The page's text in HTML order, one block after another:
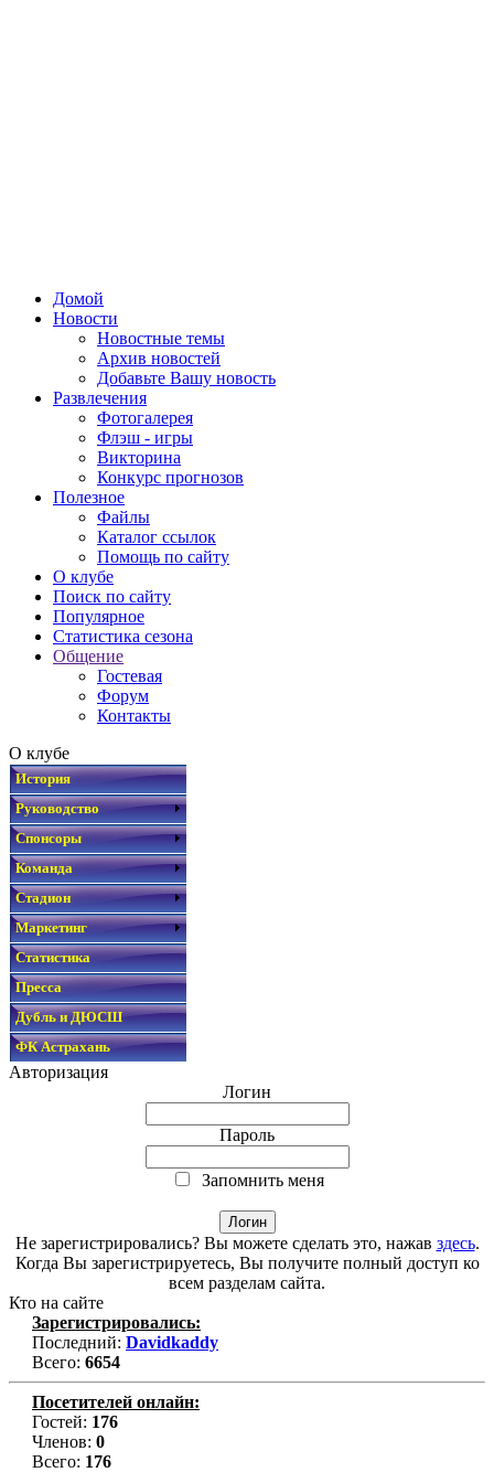
Домой
Новости
Новостные темы
Архив новостей
Добавьте Вашу новость
Развлечения
Фотогалерея
Флэш - игры
Викторина
Конкурс прогнозов
Полезное
Файлы
Каталог ссылок
Помощь по сайту
О клубе
Поиск по сайту
Популярное
Статистика сезона
Общение
Гостевая
Форум
Контакты
О клубе
История
Руководство
Спонсоры
Команда
Стадион
Маркетинг
Статистика
Пресса
Дубль и ДЮСШ
ФК Астрахань
Авторизация
Логин
Пароль
Запомнить меня
Не зарегистрировались? Вы можете сделать это, нажав здесь.
Когда Вы зарегистрируетесь, Вы получите полный доступ ко
всем разделам сайта.
Кто на сайте
Зарегистрировались:
Последний: Davidkaddy
Всего: 6654
Посетителей онлайн:
Гостей: 176
Членов: 0
Всего: 176